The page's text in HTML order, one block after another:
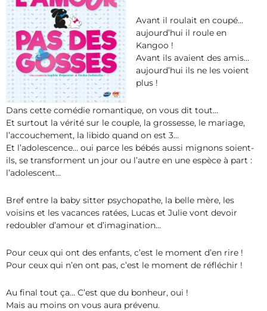
Avant il roulait en coupé…
aujourd’hui il roule en
Kangoo !
Avant ils avaient des amis…
aujourd’hui ils ne les voient
plus !
Dans cette comédie romantique, on vous dit tout…
Et surtout la vérité sur le couple, la grossesse, le mariage,
l’accouchement, la libido quand on est 3…
Et l’adolescence… oui parce les bébés aussi mignons soient-
ils, se transforment un jour ou l’autre en une espèce à part :
l’adolescent…
Bref entre la baby sitter psychopathe, la belle mère, les
voisins et les vacances ratées, Lucas et Julie vont devoir
redoubler d’amour et d’imagination…
Pour ceux qui ont des enfants, c’est le moment d’en rire !
Pour ceux qui n’en ont pas, c’est le moment de réfléchir !
Au final tout ça… C’est que du bonheur, oui !
Mais au moins on vous aura prévenu.